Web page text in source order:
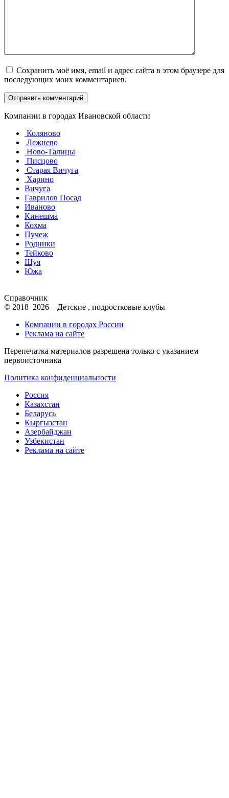
Сохранить моё имя, email и адрес сайта в этом браузере для
последующих моих комментариев.
Компании в городах Ивановской области
Коляново
Лежнево
Ново-Талицы
Писцово
Старая Вичуга
Харино
Вичуга
Гаврилов Посад
Иваново
Кинешма
Кохма
Пучеж
Родники
Тейково
Шуя
Южа
Справочник
© 2018–2026 – Детские , подростковые клубы
Компании в городах России
Реклама на сайте
Перепечатка материалов разрешена только с указанием
первоисточника
Политика конфиденциальности
Россия
Казахстан
Беларусь
Кыргызстан
Азербайджан
Узбекистан
Реклама на сайте